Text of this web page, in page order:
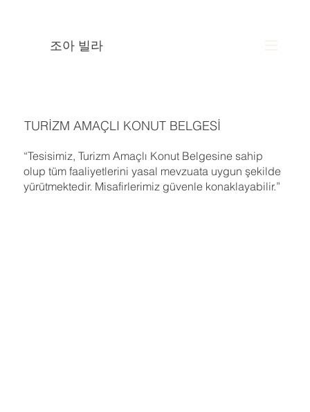
조아 빌라
“Tesisimiz, Turizm Amaçlı Konut Belgesine sahip
olup tüm faaliyetlerini yasal mevzuata uygun şekilde
yürütmektedir. Misafirlerimiz güvenle konaklayabilir.”
TURİZM AMAÇLI KONUT BELGESİ